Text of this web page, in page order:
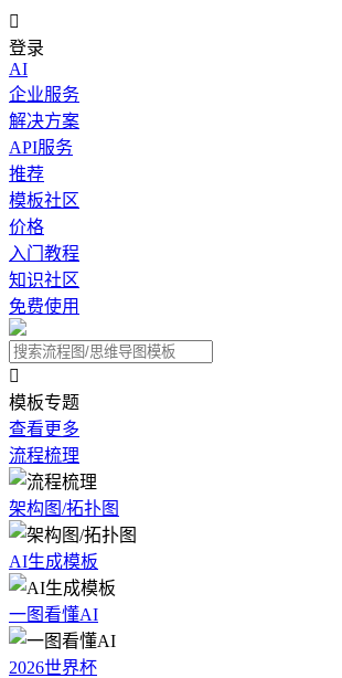

登录
AI
企业服务
解决方案
API服务
推荐
模板社区
价格
入门教程
知识社区
免费使用

模板专题
查看更多
流程梳理
架构图/拓扑图
AI生成模板
一图看懂AI
2026世界杯